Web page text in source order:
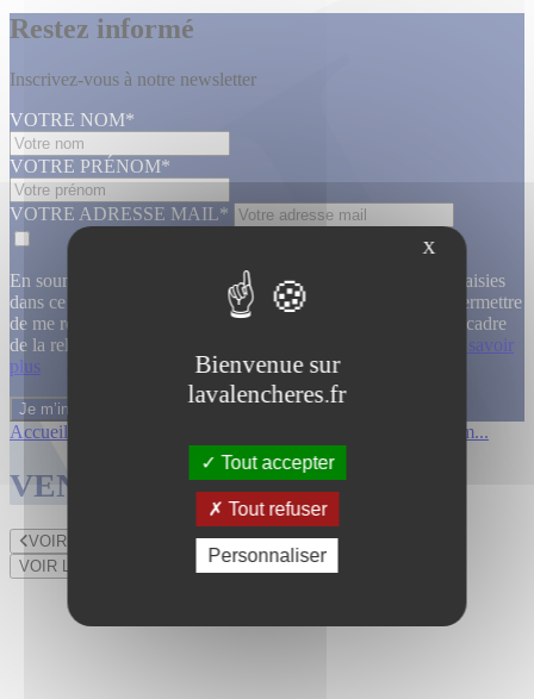
Restez informé
Inscrivez-vous à notre newsletter
VOTRE NOM*
VOTRE PRÉNOM*
VOTRE ADRESSE MAIL*
En soumettant ce formulaire, j’accepte que les informations saisies
dans ce formulaire soient utilisées, exploitées, traitées pour permettre
de me recontacter, pour m’envoyer des informations, dans le cadre
de la relation commerciale qui découle de cette demande.
En savoir
plus
Accueil Collection de m...
VENTES TERMINÉES
VOIR LE LOT PRÉCÉDENT
VOIR LE LOT SUIVANT
X
Bienvenue sur
lavalencheres.fr
Tout accepter
Tout refuser
Personnaliser